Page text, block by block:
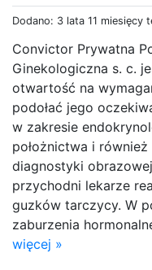
Dodano: 3 lata 11 miesięcy
Convictor Prywatna
Ginekologiczna s. c.
otwartość na
podołać jego
w zakresie
położnictwa i
diagnostyki
przychodni lekarze
guzków tarczycy. W
zaburzenia
więcej »